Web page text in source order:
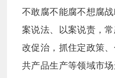
不敢腐不能腐不想腐
案说法、以案说责，
改促治，抓住定政策
共产品生产等领域市